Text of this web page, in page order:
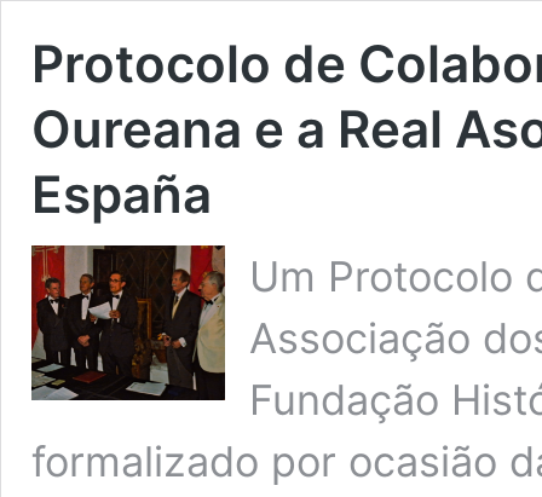
Protocolo de
Oureana e a Real
España
Um Protocolo
Associação
Fundação
formalizado por ocasião